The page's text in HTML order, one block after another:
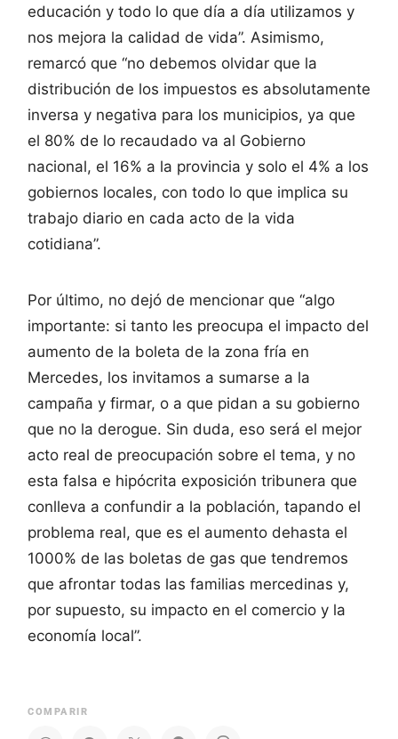
educación y todo lo que día a día utilizamos y
nos mejora la calidad de vida”. Asimismo,
remarcó que “no debemos olvidar que la
distribución de los impuestos es absolutamente
inversa y negativa para los municipios, ya que
el 80% de lo recaudado va al Gobierno
nacional, el 16% a la provincia y solo el 4% a los
gobiernos locales, con todo lo que implica su
trabajo diario en cada acto de la vida
cotidiana”.
Por último, no dejó de mencionar que “algo
importante: si tanto les preocupa el impacto del
aumento de la boleta de la zona fría en
Mercedes, los invitamos a sumarse a la
campaña y firmar, o a que pidan a su gobierno
que no la derogue. Sin duda, eso será el mejor
acto real de preocupación sobre el tema, y no
esta falsa e hipócrita exposición tribunera que
conlleva a confundir a la población, tapando el
problema real, que es el aumento dehasta el
1000% de las boletas de gas que tendremos
que afrontar todas las familias mercedinas y,
por supuesto, su impacto en el comercio y la
economía local”.
COMPARIR